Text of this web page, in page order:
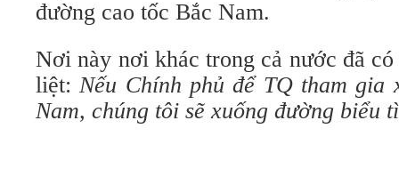
đường cao tốc Bắc Nam.
Nơi này nơi khác trong cả nước đã
liệt:Nếu Chính phủ để TQ tham gia
Nam, chúng tôi sẽ xuống đường biểu